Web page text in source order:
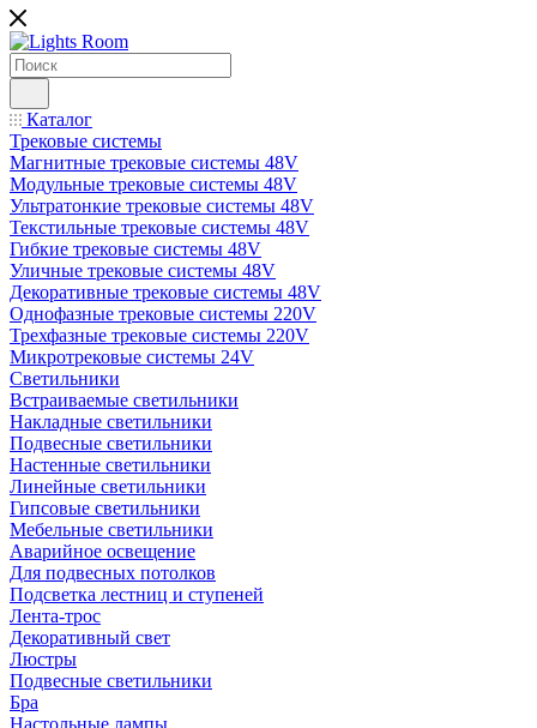
Каталог
Трековые системы
Магнитные трековые системы 48V
Модульные трековые системы 48V
Ультратонкие трековые системы 48V
Текстильные трековые системы 48V
Гибкие трековые системы 48V
Уличные трековые системы 48V
Декоративные трековые системы 48V
Однофазные трековые системы 220V
Трехфазные трековые системы 220V
Микротрековые системы 24V
Светильники
Встраиваемые светильники
Накладные светильники
Подвесные светильники
Настенные светильники
Линейные светильники
Гипсовые светильники
Мебельные светильники
Аварийное освещение
Для подвесных потолков
Подсветка лестниц и ступеней
Лента-трос
Декоративный свет
Люстры
Подвесные светильники
Бра
Настольные лампы